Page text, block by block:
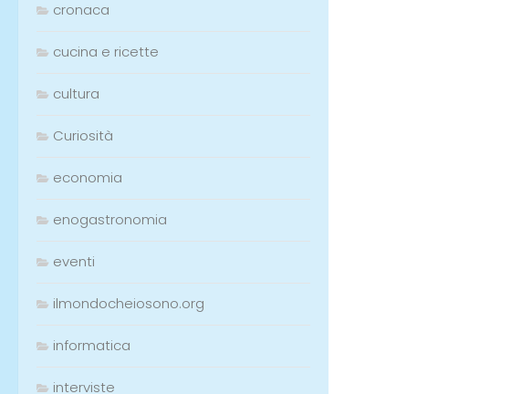
cronaca
cucina e ricette
cultura
Curiosità
economia
enogastronomia
eventi
ilmondocheiosono.org
informatica
interviste